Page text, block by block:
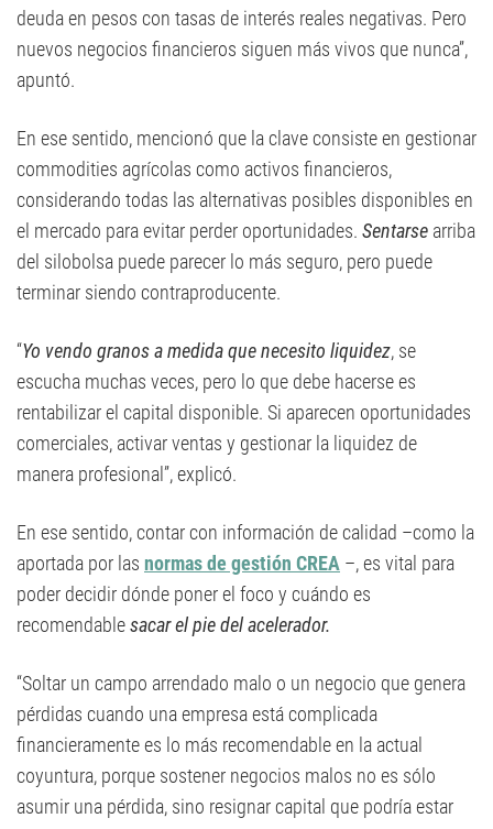
deuda en pesos con tasas de interés reales negativas. Pero
nuevos negocios financieros siguen más vivos que nunca”,
apuntó.
En ese sentido, mencionó que la clave consiste en gestionar
commodities agrícolas como activos financieros,
considerando todas las alternativas posibles disponibles en
el mercado para evitar perder oportunidades. Sentarse arriba
del silobolsa puede parecer lo más seguro, pero puede
terminar siendo contraproducente.
“Yo vendo granos a medida que necesito liquidez, se
escucha muchas veces, pero lo que debe hacerse es
rentabilizar el capital disponible. Si aparecen oportunidades
comerciales, activar ventas y gestionar la liquidez de
manera profesional”, explicó.
En ese sentido, contar con información de calidad –como la
aportada por las normas de gestión CREA –, es vital para
poder decidir dónde poner el foco y cuándo es
recomendablesacar el pie del acelerador.
“Soltar un campo arrendado malo o un negocio que genera
pérdidas cuando una empresa está complicada
financieramente es lo más recomendable en la actual
coyuntura, porque sostener negocios malos no es sólo
asumir una pérdida, sino resignar capital que podría estar